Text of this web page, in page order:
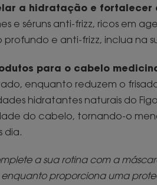
a hidratação e
e séruns anti-frizz, ricos em
profundo e anti-frizz, inclua na
para o cabelo
enquanto reduzem o
hidratantes naturais do
do cabelo, tornando-o
dia.
a sua rotina com a
enquanto proporciona uma